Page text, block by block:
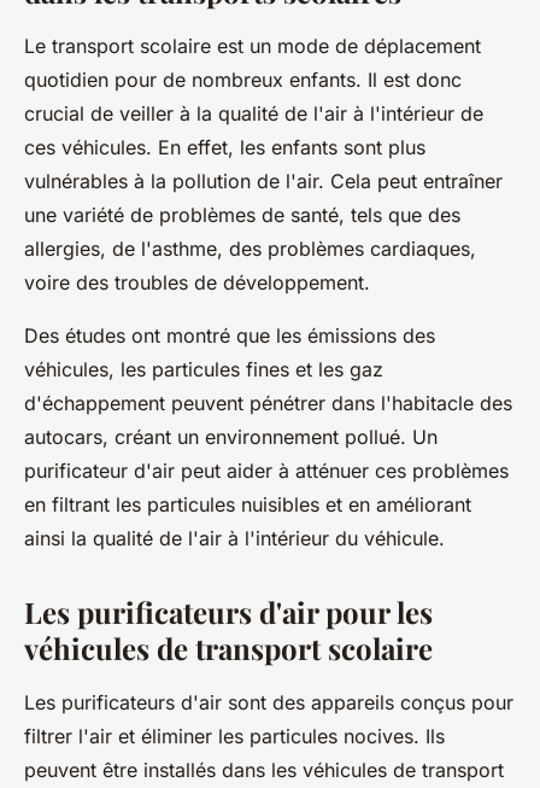
Le transport scolaire est un mode de déplacement
quotidien pour de nombreux enfants. Il est donc
crucial de veiller à la qualité de l'air à l'intérieur de
ces véhicules. En effet, les enfants sont plus
vulnérables à la pollution de l'air. Cela peut entraîner
une variété de problèmes de santé, tels que des
allergies, de l'asthme, des problèmes cardiaques,
voire des troubles de développement.
Des études ont montré que les émissions des
véhicules, les particules fines et les gaz
d'échappement peuvent pénétrer dans l'habitacle des
autocars, créant un environnement pollué. Un
purificateur d'air peut aider à atténuer ces problèmes
en filtrant les particules nuisibles et en améliorant
ainsi la qualité de l'air à l'intérieur du véhicule.
Les purificateurs d'air pour les
véhicules de transport scolaire
Les purificateurs d'air sont des appareils conçus pour
filtrer l'air et éliminer les particules nocives. Ils
peuvent être installés dans les véhicules de transport